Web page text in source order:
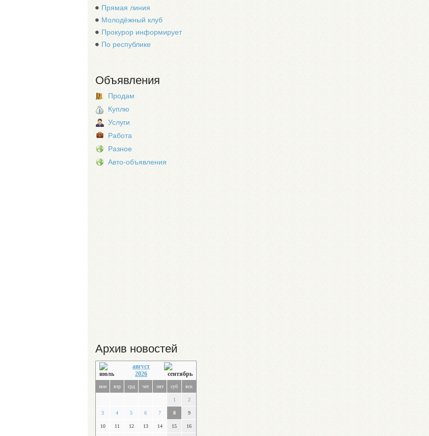
Прямая линия
Молодёжный клуб
Прокурор информирует
По республике
Объявления
Продам
Куплю
Услуги
Работа
Разное
Авто-объявления
Архив новостей
август
2026
пон втр срд чет пят суб вск
1 2
3 4 5 6 7 8 9
10 11 12 13 14 15 16